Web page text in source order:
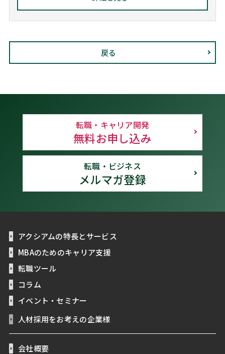
戻る
転職・キャリア開発
無料お申し込み
転職・ビジネス
メルマガ登録
アクシアムの特長とサービス
MBAのためのキャリア支援
転職ツール
コラム
イベント・セミナー
人材採用をお考えの企業様
会社概要